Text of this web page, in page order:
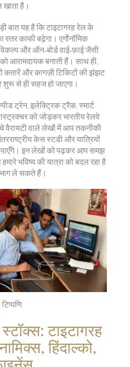
है।
बात यह है कि टाइटागरह रेल के
काफी बढ़ेगा। एर्गोनॉमिक
और ऑन‑बोर्ड वाई‑फ़ाई जैसी
को आरामदायक बनाती हैं। साथ ही,
कतारें और कागज़ी टिकिटों की झंझट
से ही सहज हो जाएगा।
ट्रेन, इलेक्ट्रिक ट्रैक, स्मार्ट
को जोड़कर भारतीय रेलवे
वैरायटी वाले लेखों में आप तकनीकी
केस स्टडी और यात्रियों
इन लेखों को पढ़कर आप समझ
भविष्य की यात्रा को बदल रहा है
ले सकते हैं।
स्टॉक्स: टाइटागरह
हिंदाल्को,